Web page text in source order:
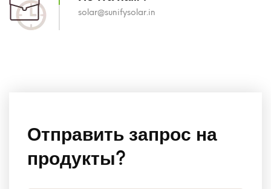
solar@sunifysolar.in
Отправить запрос на
продукты?